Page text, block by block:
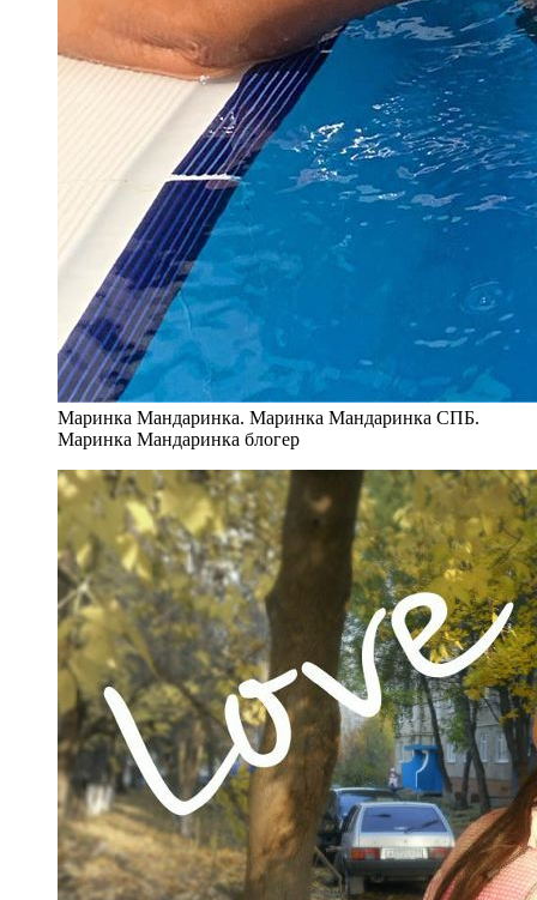
Маринка Мандаринка. Маринка Мандаринка СПБ.
Маринка Мандаринка блогер